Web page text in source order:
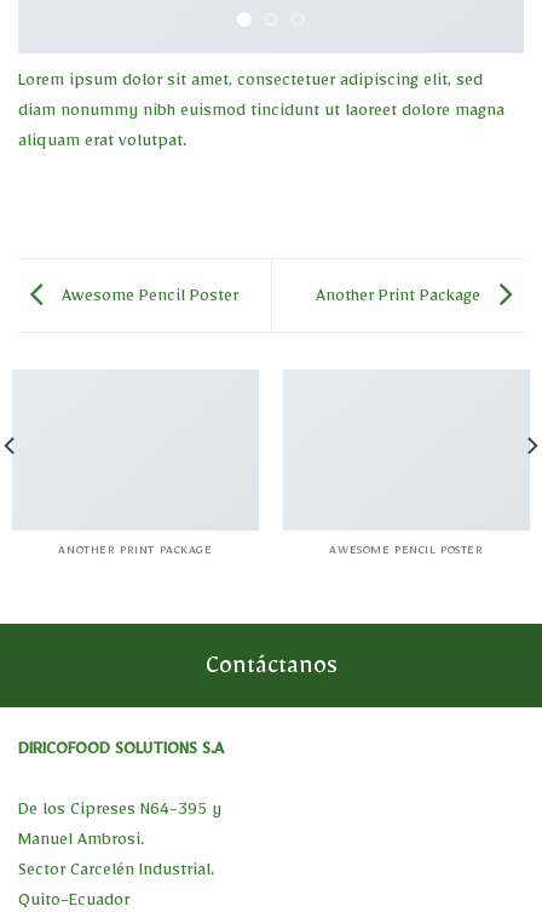
Lorem ipsum dolor sit amet, consectetuer adipiscing elit, sed
diam nonummy nibh euismod tincidunt ut laoreet dolore magna
aliquam erat volutpat.
Awesome Pencil Poster Another Print Package
ANOTHER PRINT PACKAGE AWESOME PENCIL POSTER
Contáctanos
DIRICOFOOD SOLUTIONS S.A
De los Cipreses N64-395 y
Manuel Ambrosi.
Sector Carcelén Industrial.
Quito-Ecuador